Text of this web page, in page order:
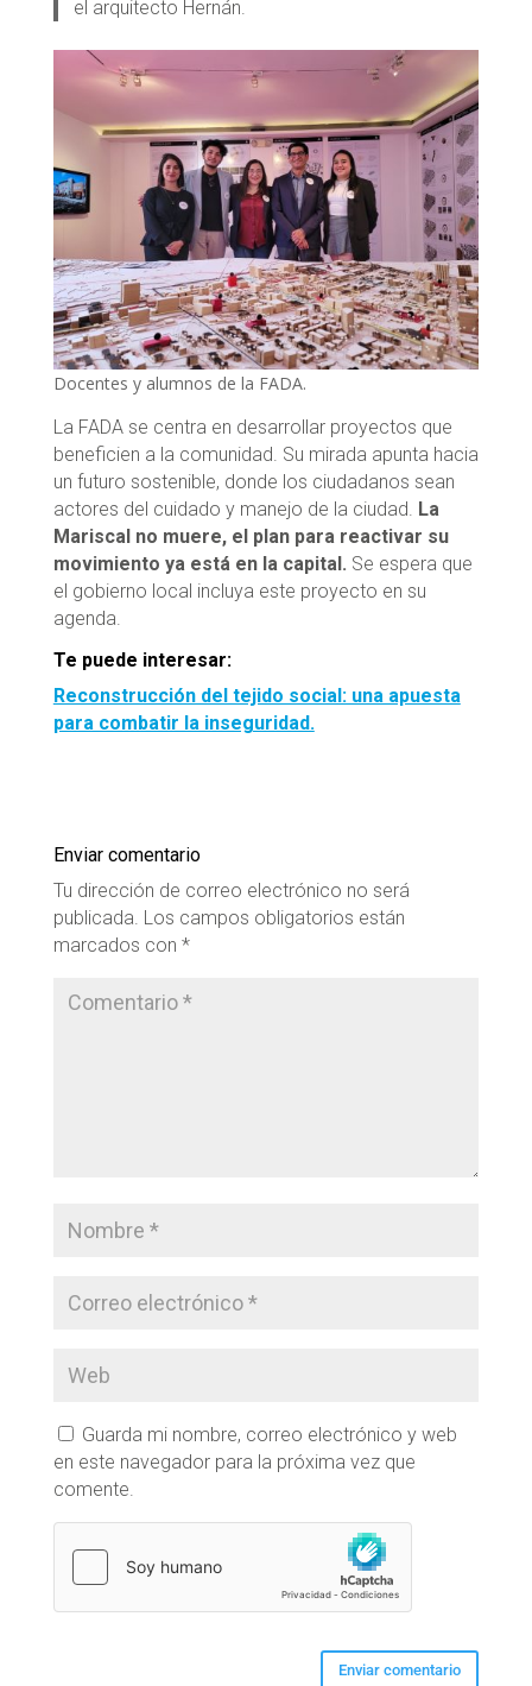
el arquitecto Hernán.
Docentes y alumnos de la FADA.
La FADA se centra en desarrollar proyectos que
beneficien a la comunidad. Su mirada apunta hacia
un futuro sostenible, donde los ciudadanos sean
actores del cuidado y manejo de la ciudad. La
Mariscal no muere, el plan para reactivar su
movimiento ya está en la capital. Se espera que
el gobierno local incluya este proyecto en su
agenda.
Te puede interesar:
Reconstrucción del tejido social: una apuesta
para combatir la inseguridad.
Enviar comentario
Tu dirección de correo electrónico no será
publicada. Los campos obligatorios están
marcados con *
Guarda mi nombre, correo electrónico y web
en este navegador para la próxima vez que
comente.